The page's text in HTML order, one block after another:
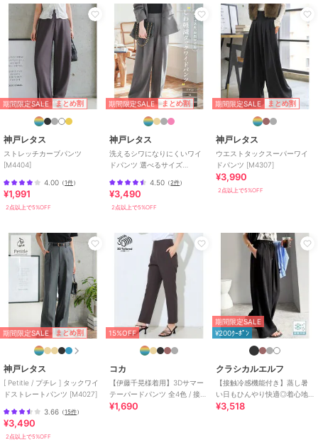
【トールL】
ウエスト幅 34-48
ヒップ幅 51.5
前股上 34
前下 74
ワタリ幅 30.5
裾幅 24.5#コウベレタス
期間限定セール開催中
ブランド 神戸レタス
ショップ 神戸レタス
性別タイプ
レディース
／スラックス
カラー
エクリュ、グレー、ネイビー、ブ
サイズ
プチM,M,トールM,プチL,L,トール
L
素材
ポリエステル95% ポリウレタン
5%
商品のお取り扱い方法
特徴
パンツ
期間限定SALE まとめ割
神戸レタス
ストレッチカーブパンツ
[M4404]
4.00 （1件）
¥1,991
2点以上で5%OFF
期間限定SALE まとめ割
神戸レタス
洗えるシワになりにくいワイ
ドパンツ 選べるサイズ
4.50 （2件）
¥3,490
2点以上で5%OFF
期間限定SALE まとめ割
神戸レタス
ウエストタックスーパーワイ
ドパンツ [M4307]
¥3,990
2点以上で5%OFF
期間限定SALE まとめ割
神戸レタス
[ Petitle / プチレ ] タックワイ
ドストレートパンツ [M4027]
3.66 （15件）
¥3,490
2点以上で5%OFF
15%OFF
コカ
【伊藤千晃様着用】3Dサマー
テーパードパンツ 全4色 / 接触
冷感・シワになりにくい
¥1,690
期間限定SALE
¥200ｸｰﾎﾟﾝ
クラシカルエルフ
【接触冷感機能付き】蒸し暑
い日もひんやり快適◎着心地
ときちんと見えを両立。 イー
¥3,518